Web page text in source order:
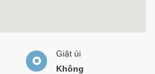
Giặt ủi
Không